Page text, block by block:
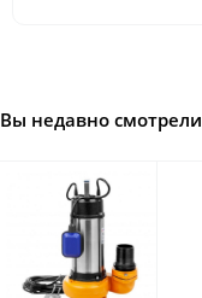
Вы недавно смотрели